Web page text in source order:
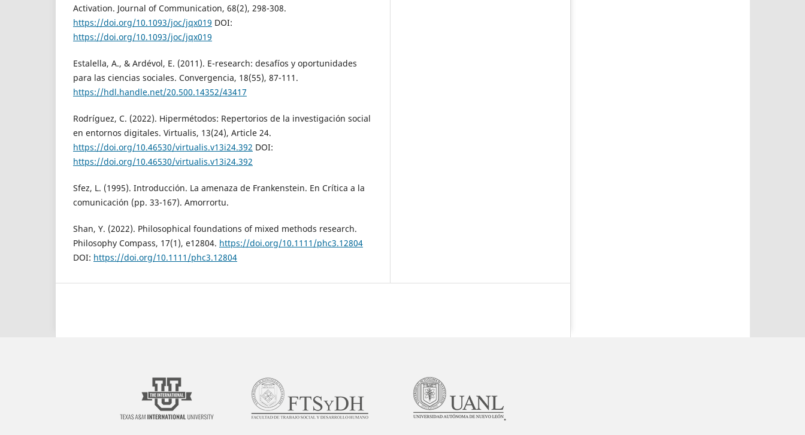
Activation. Journal of Communication, 68(2), 298-308.
https://doi.org/10.1093/joc/jqx019 DOI:
https://doi.org/10.1093/joc/jqx019
Estalella, A., & Ardévol, E. (2011). E-research: desafíos y oportunidades
para las ciencias sociales. Convergencia, 18(55), 87-111.
https://hdl.handle.net/20.500.14352/43417
Rodríguez, C. (2022). Hipermétodos: Repertorios de la investigación social
en entornos digitales. Virtualis, 13(24), Article 24.
https://doi.org/10.46530/virtualis.v13i24.392 DOI:
https://doi.org/10.46530/virtualis.v13i24.392
Sfez, L. (1995). Introducción. La amenaza de Frankenstein. En Crítica a la
comunicación (pp. 33-167). Amorrortu.
Shan, Y. (2022). Philosophical foundations of mixed methods research.
Philosophy Compass, 17(1), e12804. https://doi.org/10.1111/phc3.12804
DOI: https://doi.org/10.1111/phc3.12804